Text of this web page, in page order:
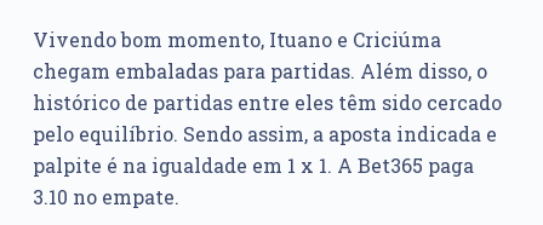
Vivendo bom momento, Ituano e Criciúma
chegam embaladas para partidas. Além disso, o
histórico de partidas entre eles têm sido cercado
pelo equilíbrio. Sendo assim, a aposta indicada e
palpite é na igualdade em 1 x 1. A Bet365 paga
3.10 no empate.